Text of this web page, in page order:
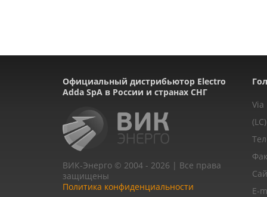
Официальный дистрибьютор Electro
Adda SpA в России и странах СНГ
ВИК-Энерго © 2004 - 2026 | Все права
защищены
Политика конфиденциальности
Via
E-